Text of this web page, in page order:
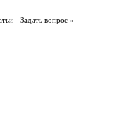
- Задать вопрос »